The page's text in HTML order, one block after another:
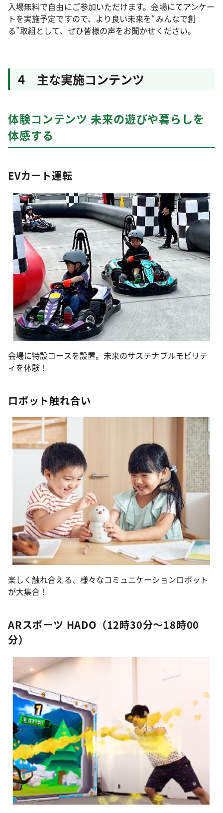
入場無料で自由にご参加いただけます。会場にてアンケー
トを実施予定ですので、より良い未来を“みんなで創
る”取組として、ぜひ皆様の声をお聞かせください。
4 主な実施コンテンツ
体験コンテンツ 未来の遊びや暮らしを
体感する
EVカート運転
会場に特設コースを設置。未来のサステナブルモビリテ
ィを体験！
ロボット触れ合い
楽しく触れ合える、様々なコミュニケーションロボット
が大集合！
ARスポーツ HADO（12時30分～18時00
分）